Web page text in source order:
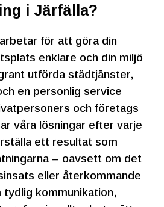
i Järfälla?
för att göra din
enklare och din miljö
utförda städtjänster,
en personlig service
och företags
våra lösningar efter varje
ett resultat som
– oavsett om det
eller återkommande
tydlig kommunikation,